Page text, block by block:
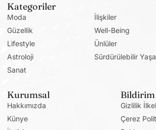
Kategoriler
Moda
Güzellik
Lifestyle
Astroloji
Sanat
İlişkiler
Well-Being
Ünlüler
Sürdürülebilir
Kurumsal
Hakkımızda
Künye
Bildirim
Gizlilik
Çerez